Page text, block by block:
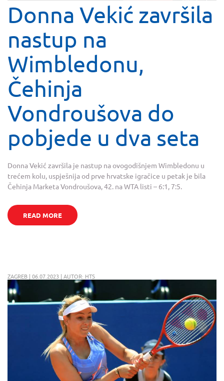
Donna Vekić završila
nastup na
Wimbledonu,
Čehinja
Vondroušova do
pobjede u dva seta
Donna Vekić završila je nastup na ovogodišnjem Wimbledonu u
trećem kolu, uspješnija od prve hrvatske igračice u petak je bila
Čehinja Marketa Vondroušova, 42. na WTA listi – 6:1, 7:5.
READ MORE
ZAGREB | 06.07.2023 | AUTOR: HTS